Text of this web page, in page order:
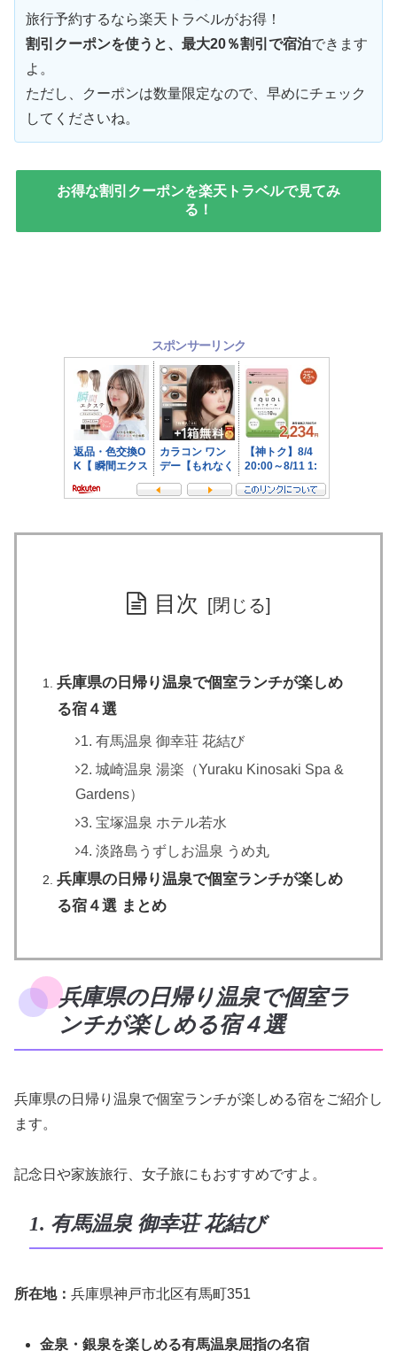
旅行予約するなら楽天トラベルがお得！
割引クーポンを使うと、最大20％割引で宿泊できます
よ。
ただし、クーポンは数量限定なので、早めにチェック
してくださいね。
お得な割引クーポンを楽天トラベルで見てみ
る！
スポンサーリンク
目次
兵庫県の日帰り温泉で個室ランチが楽しめ
る宿４選
1. 有馬温泉 御幸荘 花結び
2. 城崎温泉 湯楽（Yuraku Kinosaki Spa &
Gardens）
3. 宝塚温泉 ホテル若水
4. 淡路島うずしお温泉 うめ丸
兵庫県の日帰り温泉で個室ランチが楽しめ
る宿４選 まとめ
兵庫県の日帰り温泉で個室ラ
ンチが楽しめる宿４選
兵庫県の日帰り温泉で個室ランチが楽しめる宿をご紹介し
ます。
記念日や家族旅行、女子旅にもおすすめですよ。
1. 有馬温泉 御幸荘 花結び
所在地： 兵庫県神戸市北区有馬町351
金泉・銀泉を楽しめる有馬温泉屈指の名宿